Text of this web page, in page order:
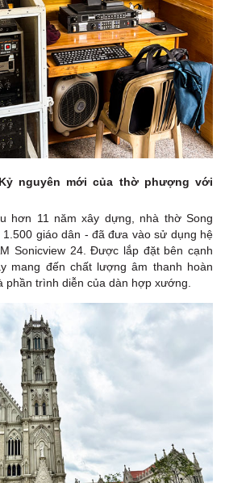
nguyên mới của thờ phượng với
hơn 11 năm xây dựng, nhà thờ Song
giáo dân - đã đưa vào sử dụng hệ
Sonicview 24. Được lắp đặt bên cạnh
mang đến chất lượng âm thanh hoàn
phần trình diễn của dàn hợp xướng.